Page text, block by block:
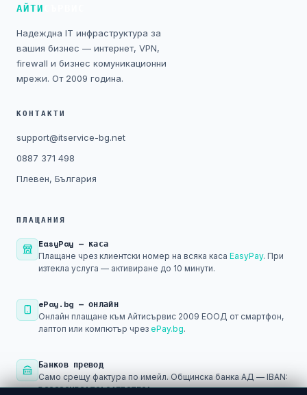
АЙТИ
Надеждна IT инфраструктура за
вашия бизнес — интернет, VPN,
firewall и бизнес комуникационни
мрежи. От 2009 година.
КОНТАКТИ
support@itservice-bg.net
0887 371 498
Плевен, България
ПЛАЩАНИЯ
EasyPay — каса
Плащане чрез клиентски номер на всяка каса EasyPay. При
изтекла услуга — активиране до 10 минути.
ePay.bg — онлайн
Онлайн плащане към Айтисървис 2009 ЕООД от смартфон,
лаптоп или компютър чрез ePay.bg.
Банков превод
Само срещу фактура по имейл. Общинска банка АД — IBAN:
BG29SOMB91301045793501